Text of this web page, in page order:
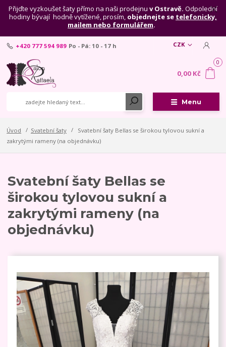
Přijďte vyzkoušet šaty přímo na naši prodejnu v Ostravě. Odpolední
hodiny bývají hodně vytížené, prosím, objednejte se telefonicky,
mailem nebo formulářem.
Menu
CZK
+420 777 594 989 Po - Pá: 10 - 17 h
0
0,00 Kč
Úvod Svatební šaty
Svatební šaty Bellas se širokou tylovou sukní a
zakrytými rameny (na objednávku)
Svatební šaty Bellas se
širokou tylovou sukní a
zakrytými rameny (na
objednávku)